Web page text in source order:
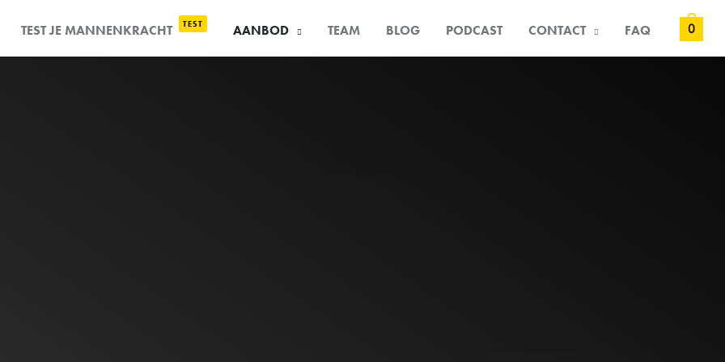
TEST JE MANNENKRACHT TEST AANBOD TEAM BLOG PODCAST CONTACT FAQ 0